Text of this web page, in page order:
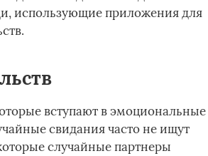
использующие приложения для
вступают в эмоциональные
свидания часто не ищут
случайные партнеры